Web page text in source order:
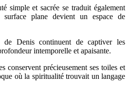
simple et sacrée se traduit également
plane devient un espace de
de Denis continuent de captiver les
intemporelle et apaisante.
conservent précieusement ses toiles et
où la spiritualité trouvait un langage